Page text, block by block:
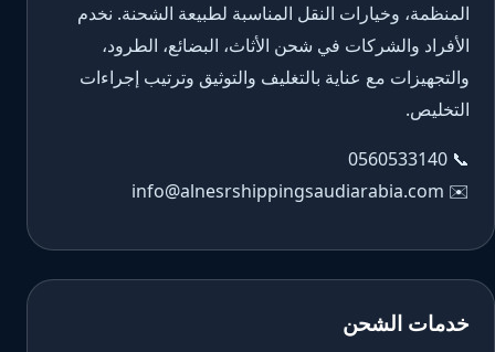
المنظمة، وخيارات النقل المناسبة لطبيعة الشحنة. نخدم
الأفراد والشركات في شحن الأثاث، البضائع، الطرود،
والتجهيزات مع عناية بالتغليف والتوثيق وترتيب إجراءات
التخليص.
📞
0560533140
✉️
info@alnesrshippingsaudiarabia.com
خدمات الشحن